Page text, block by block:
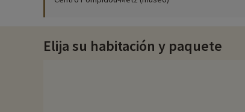
Elija su habitación y paquete